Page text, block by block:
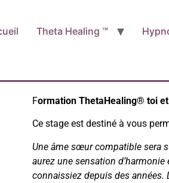
Theta Healing ™
Formation ThetaHealing® toi
Ce stage est destiné à vous
Une âme sœur compatible sera
aurez une sensation
connaissiez depuis des